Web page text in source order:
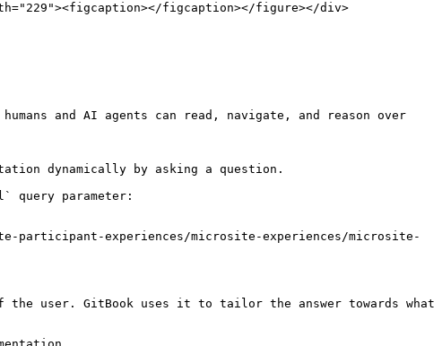
figcaption></figure></div>
and AI agents can read, navigate, and reason over
dynamically by asking a question.
query parameter:
participant-experiences/microsite-experiences/microsite-
user. GitBook uses it to tailor the answer towards what